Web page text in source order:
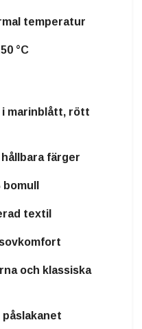
temperatur
°C
marinblått, rött
färger
textil
och klassiska
påslakanet